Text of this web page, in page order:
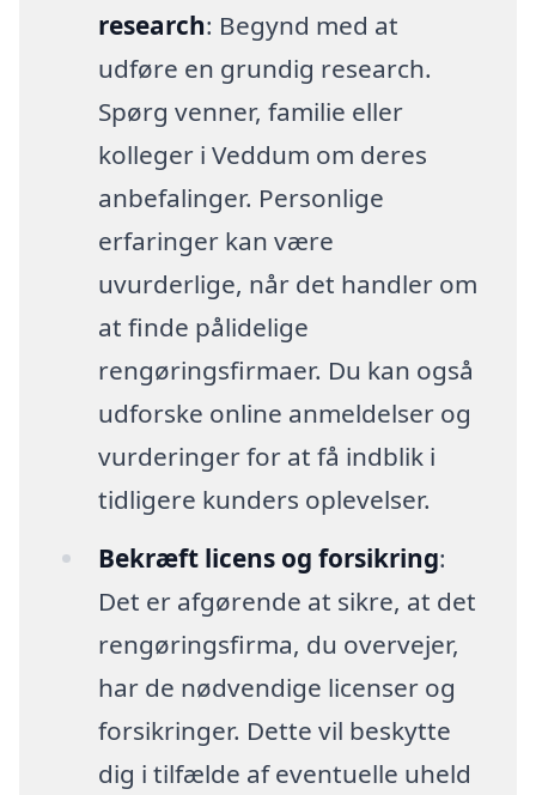
research: Begynd med at
udføre en grundig research.
Spørg venner, familie eller
kolleger i Veddum om deres
anbefalinger. Personlige
erfaringer kan være
uvurderlige, når det handler om
at finde pålidelige
rengøringsfirmaer. Du kan også
udforske online anmeldelser og
vurderinger for at få indblik i
tidligere kunders oplevelser.
Bekræft licens og forsikring:
Det er afgørende at sikre, at det
rengøringsfirma, du overvejer,
har de nødvendige licenser og
forsikringer. Dette vil beskytte
dig i tilfælde af eventuelle uheld